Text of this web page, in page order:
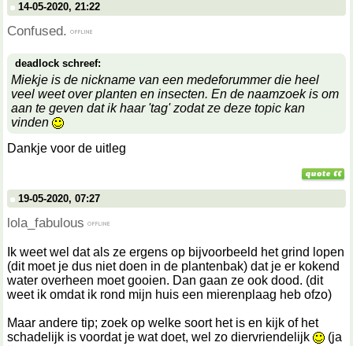
14-05-2020, 21:22
Confused.
deadlock schreef:
Miekje is de nickname van een medeforummer die heel
veel weet over planten en insecten. En de naamzoek is om
aan te geven dat ik haar 'tag' zodat ze deze topic kan
vinden
Dankje voor de uitleg
19-05-2020, 07:27
lola_fabulous
Ik weet wel dat als ze ergens op bijvoorbeeld het grind lopen
(dit moet je dus niet doen in de plantenbak) dat je er kokend
water overheen moet gooien. Dan gaan ze ook dood. (dit
weet ik omdat ik rond mijn huis een mierenplaag heb ofzo)
Maar andere tip; zoek op welke soort het is en kijk of het
schadelijk is voordat je wat doet, wel zo diervriendelijk
(ja